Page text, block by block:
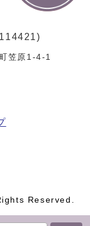
笠原1-4-1
Reserved.